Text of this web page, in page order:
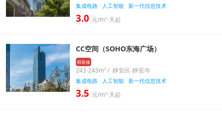
集成电路
人工智能 新一代信息技术
3.0 元/m²⋅天起
CC空间（SOHO东海广场）
精装修
243-243m² / 静安区-静安寺
集成电路
人工智能 新一代信息技术
3.5 元/m²⋅天起